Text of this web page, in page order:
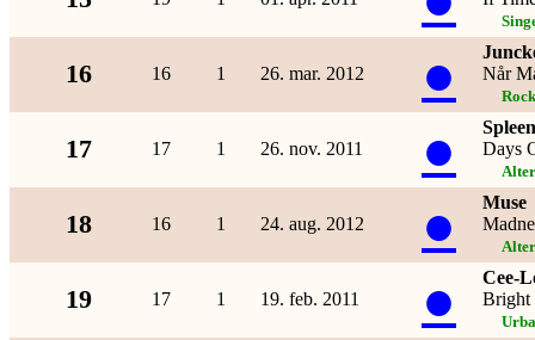
16 16 1 26. mar. 2012 ●
Når
Rock
17 17 1 26. nov. 2011 ●
Days
18 16 1 24. aug. 2012 ●
Muse
19 17 1 19. feb. 2011 ●
Cee-
Bright